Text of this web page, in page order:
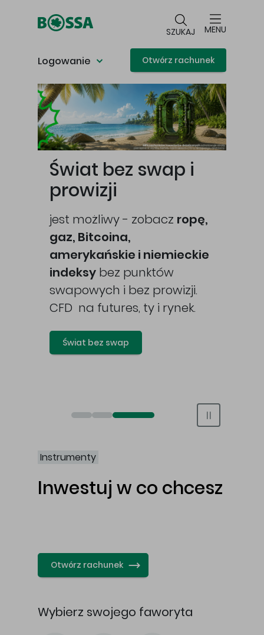
SZUKAJ MENU
Logowanie Otwórz rachunek
Główna treść
Świat bez swap i
prowizji
jest możliwy - zobacz ropę,
gaz, Bitcoina,
amerykańskie i niemieckie
indeksy bez punktów
swapowych i bez prowizji.
CFD na futures, ty i rynek.
Świat bez swap
Otwórz rachunek maklerski online
Otwórz konto IKE/IKZE
Świat bez swap i prowizji
Instrumenty
Inwestuj w co chcesz
Otwórz rachunek
Wybierz swojego faworyta